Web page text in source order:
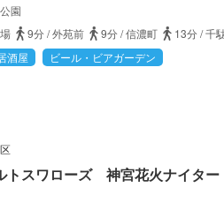
園
9分/外苑前 9分/信濃町 13分/千
酒屋 ビール・ビアガーデン
トスワローズ 神宮花火ナイター